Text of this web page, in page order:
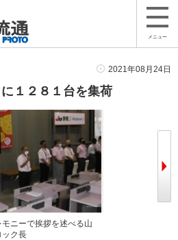
メニュー
2021年08月24日
１２８１台を集荷
ニーで挨拶を述べる山
ック長